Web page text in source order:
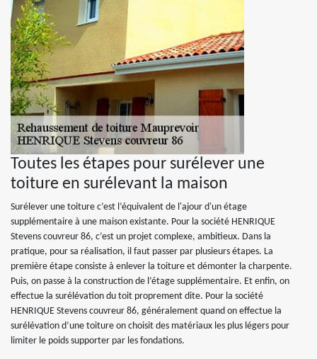
Toutes les étapes pour surélever une
toiture en surélevant la maison
Surélever une toiture c’est l’équivalent de l'ajour d'un étage
supplémentaire à une maison existante. Pour la société HENRIQUE
Stevens couvreur 86, c’est un projet complexe, ambitieux. Dans la
pratique, pour sa réalisation, il faut passer par plusieurs étapes. La
première étape consiste à enlever la toiture et démonter la charpente.
Puis, on passe à la construction de l’étage supplémentaire. Et enfin, on
effectue la surélévation du toit proprement dite. Pour la société
HENRIQUE Stevens couvreur 86, généralement quand on effectue la
surélévation d’une toiture on choisit des matériaux les plus légers pour
limiter le poids supporter par les fondations.